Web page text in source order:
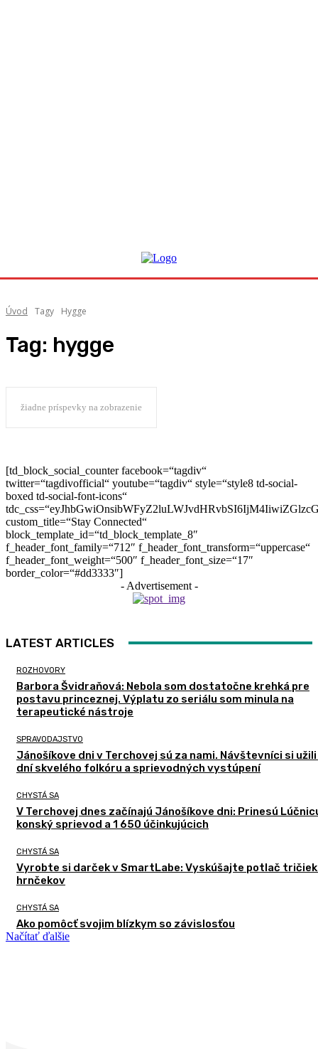
Úvod Tagy Hygge
Tag: hygge
žiadne príspevky na zobrazenie
[td_block_social_counter facebook=“tagdiv“
twitter=“tagdivofficial“ youtube=“tagdiv“ style=“style8 td-social-
boxed td-social-font-icons“
custom_title=“Stay Connected“
block_template_id=“td_block_template_8″
f_header_font_family=“712″ f_header_font_transform=“uppercase“
f_header_font_weight=“500″ f_header_font_size=“17″
border_color=“#dd3333″]
- Advertisement -
LATEST ARTICLES
ROZHOVORY
Barbora Švidraňová: Nebola som dostatočne krehká pre
postavu princeznej. Výplatu zo seriálu som minula na
terapeutické nástroje
SPRAVODAJSTVO
Jánošíkove dni v Terchovej sú za nami. Návštevníci si
dní skvelého folkóru a sprievodných vystúpení
CHYSTÁ SA
V Terchovej dnes začínajú Jánošíkove dni: Prinesú
konský sprievod a 1 650 účinkujúcich
CHYSTÁ SA
Vyrobte si darček v SmartLabe: Vyskúšajte potlač tričiek
hrnčekov
CHYSTÁ SA
Ako pomôcť svojim blízkym so závislosťou
Načítať ďalšie